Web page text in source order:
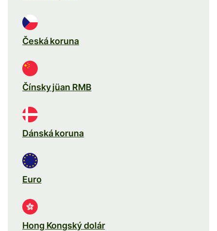
Česká koruna
Čínsky jüan RMB
Dánská koruna
Euro
Hong Kongský dolár